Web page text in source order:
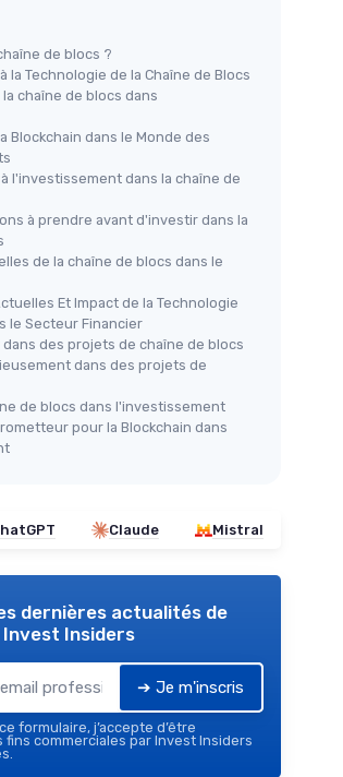
de blocs ?
la Technologie de la Chaîne de Blocs
chaîne de blocs dans
Blockchain dans le Monde des
l'investissement dans la chaîne de
à prendre avant d'investir dans la
de la chaîne de blocs dans le
Et Impact de la Technologie
le Secteur Financier
des projets de chaîne de blocs
dans des projets de
de blocs dans l'investissement
pour la Blockchain dans
Claude Mistral
dernières actualités de
Invest Insiders
➔ Je m'inscris
formulaire, j’accepte d’être
fins commerciales par Invest Insiders